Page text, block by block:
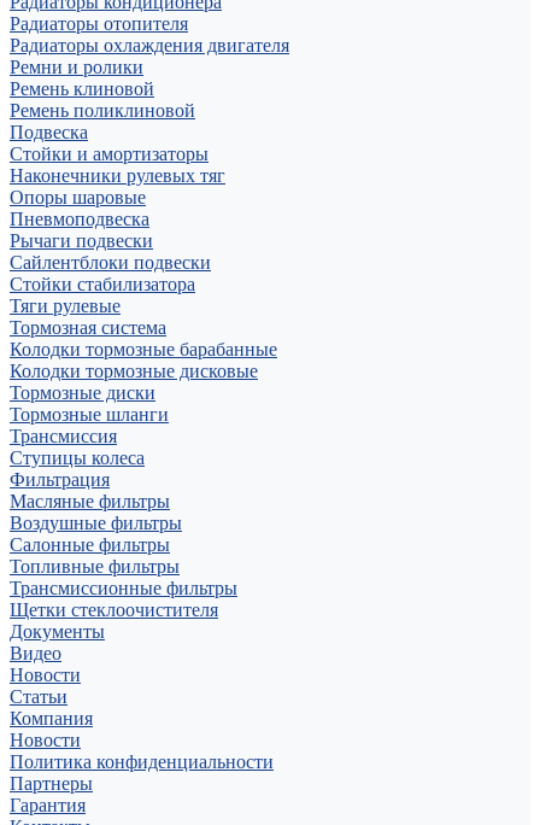
Радиаторы отопителя
Радиаторы охлаждения двигателя
Ремни и ролики
Ремень клиновой
Ремень поликлиновой
Подвеска
Стойки и амортизаторы
Наконечники рулевых тяг
Опоры шаровые
Пневмоподвеска
Рычаги подвески
Сайлентблоки подвески
Стойки стабилизатора
Тяги рулевые
Тормозная система
Колодки тормозные барабанные
Колодки тормозные дисковые
Тормозные диски
Тормозные шланги
Трансмиссия
Ступицы колеса
Фильтрация
Масляные фильтры
Воздушные фильтры
Салонные фильтры
Топливные фильтры
Трансмиссионные фильтры
Щетки стеклоочистителя
Документы
Видео
Новости
Статьи
Компания
Новости
Политика конфиденциальности
Партнеры
Гарантия